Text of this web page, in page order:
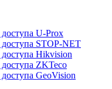
U-Prox
STOP-NET
Hikvision
ZKTeco
GeoVision